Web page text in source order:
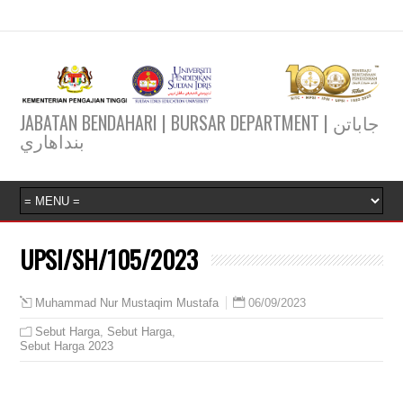
JABATAN BENDAHARI | BURSAR DEPARTMENT | جاباتن
بنداهاري
UPSI/SH/105/2023
Muhammad Nur Mustaqim Mustafa 06/09/2023
Sebut Harga, Sebut Harga,
Sebut Harga 2023